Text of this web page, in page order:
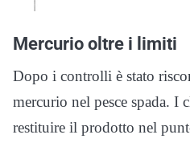
Mercurio oltre i limiti
Dopo i controlli è stato
mercurio nel pesce spada. I
restituire il prodotto nel